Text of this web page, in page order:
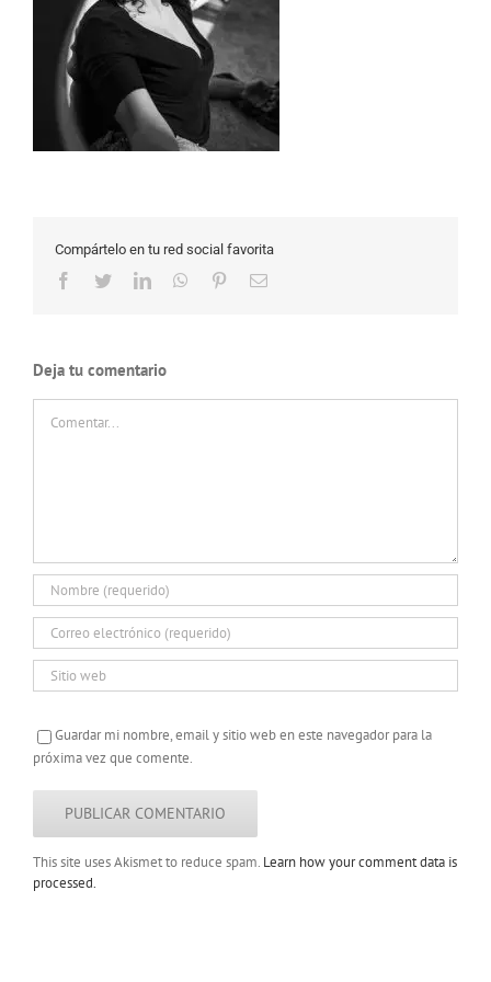
Compártelo en tu red social favorita
Facebook
TwitterLinkedInWhatsApp
PinterestCorreo
Deja tu comentario
Guardar mi nombre, email y sitio web en este navegador para la
próxima vez que comente.
This site uses Akismet to reduce spam. Learn how your comment data is
processed.